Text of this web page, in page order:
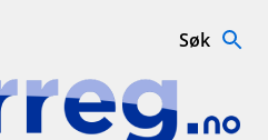
Interreg.no
Søk